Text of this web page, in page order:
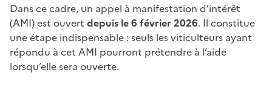
Dans ce cadre, un appel à manifestation d’intérêt
(AMI) est ouvert depuis le 6 février 2026. Il constitue
une étape indispensable : seuls les viticulteurs ayant
répondu à cet AMI pourront prétendre à l’aide
lorsqu’elle sera ouverte.